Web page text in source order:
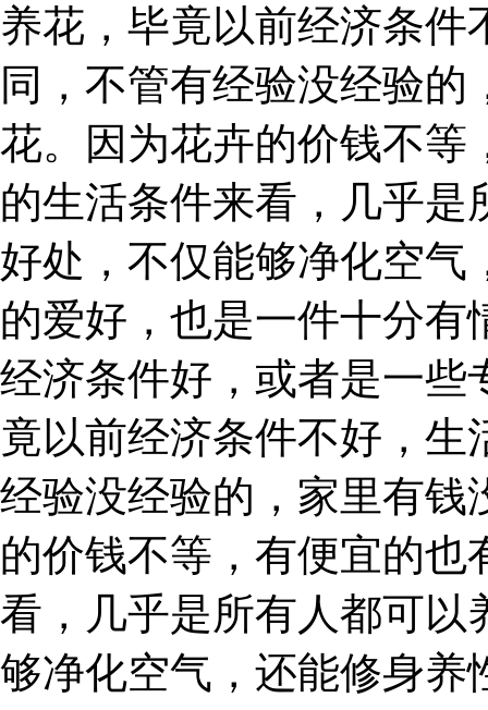
养花，毕竟以前经济条
同，不管有经验没经验
花。因为花卉的价钱不等
的生活条件来看，几乎
好处，不仅能够净化空气
的爱好，也是一件十分
经济条件好，或者是一些
竟以前经济条件不好，
经验没经验的，家里有钱
的价钱不等，有便宜的
看，几乎是所有人都可以
够净化空气，还能修身养